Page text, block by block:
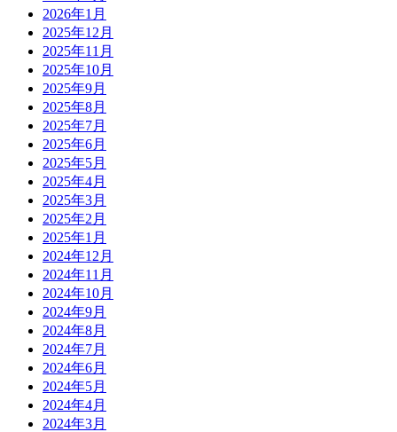
2026年1月
2025年12月
2025年11月
2025年10月
2025年9月
2025年8月
2025年7月
2025年6月
2025年5月
2025年4月
2025年3月
2025年2月
2025年1月
2024年12月
2024年11月
2024年10月
2024年9月
2024年8月
2024年7月
2024年6月
2024年5月
2024年4月
2024年3月